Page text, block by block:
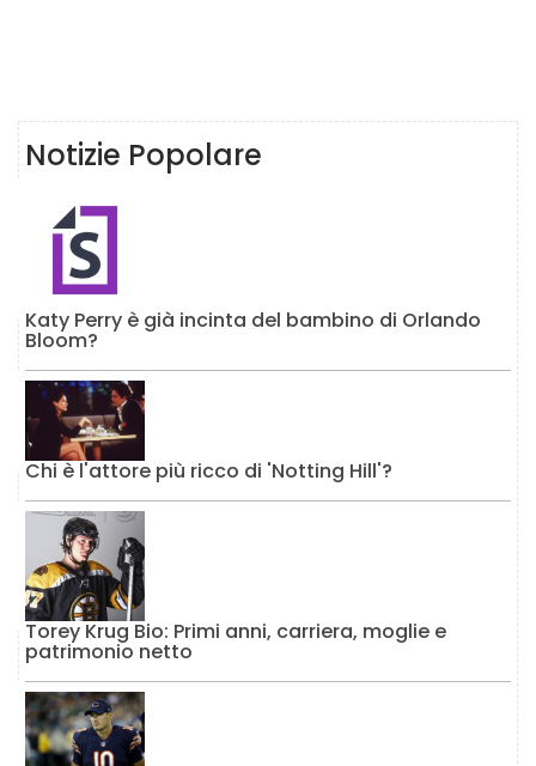
Notizie Popolare
Katy Perry è già incinta del bambino di Orlando
Bloom?
Chi è l'attore più ricco di 'Notting Hill'?
Torey Krug Bio: Primi anni, carriera, moglie e
patrimonio netto